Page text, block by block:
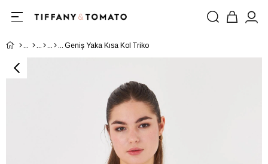
Geniş Yaka Kısa Kol Triko